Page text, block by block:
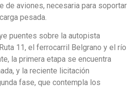
de aviones, necesaria para soportar
pesada.
puentes sobre la autopista
11, el ferrocarril Belgrano y el río
la primera etapa se encuentra
y la reciente licitación
fase, que contempla los